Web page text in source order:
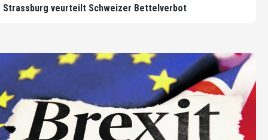
Strassburg veurteilt Schweizer Bettelverbot